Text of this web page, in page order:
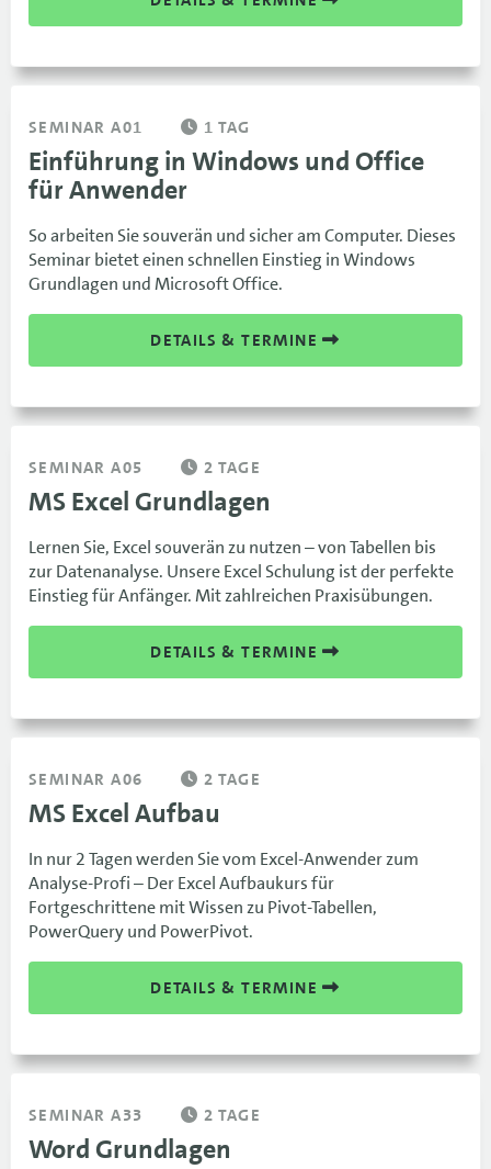
SEMINAR A01 1 TAG
Einführung in Windows und Office
für Anwender
So arbeiten Sie souverän und sicher am Computer. Dieses
Seminar bietet einen schnellen Einstieg in Windows
Grundlagen und Microsoft Office.
DETAILS & TERMINE
SEMINAR A05 2 TAGE
MS Excel Grundlagen
Lernen Sie, Excel souverän zu nutzen – von Tabellen bis
zur Datenanalyse. Unsere Excel Schulung ist der perfekte
Einstieg für Anfänger. Mit zahlreichen Praxisübungen.
DETAILS & TERMINE
SEMINAR A06 2 TAGE
MS Excel Aufbau
In nur 2 Tagen werden Sie vom Excel-Anwender zum
Analyse-Profi – Der Excel Aufbaukurs für
Fortgeschrittene mit Wissen zu Pivot-Tabellen,
PowerQuery und PowerPivot.
DETAILS & TERMINE
SEMINAR A33 2 TAGE
Word Grundlagen